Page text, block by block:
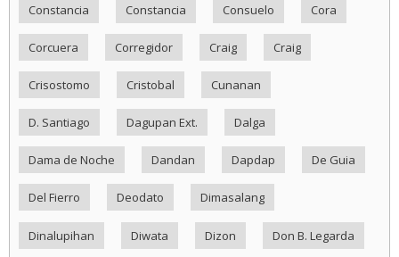
Constancia Constancia Consuelo Cora
Corcuera Corregidor Craig Craig
Crisostomo Cristobal Cunanan
D. Santiago Dagupan Ext. Dalga
Dama de Noche Dandan Dapdap De Guia
Del Fierro Deodato Dimasalang
Dinalupihan Diwata Dizon Don B. Legarda